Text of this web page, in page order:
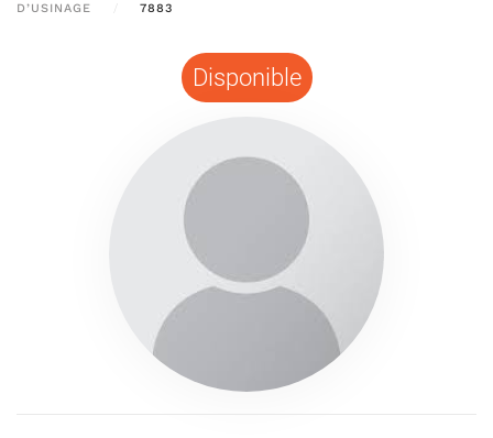
D’USINAGE
7883
Disponible